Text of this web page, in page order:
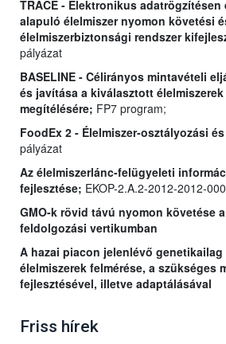
TRACE - Elektronikus adatrögzítésen
alapuló élelmiszer nyomon követési
élelmiszerbiztonsági rendszer
pályázat
BASELINE - Célirányos mintavételi
és javítása a kiválasztott
megítélésére; FP7 program;
FoodEx 2 - Élelmiszer-osztályozási
pályázat
Az élelmiszerlánc-felügyeleti
fejlesztése; EKOP-2.A.2-2012-2012-
GMO-k rövid távú nyomon követése
feldolgozási vertikumban
A hazai piacon jelenlévő
élelmiszerek felmérése, a szükséges
fejlesztésével, illetve adaptálásával
Friss hírek